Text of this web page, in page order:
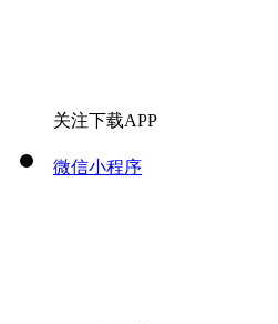
关注下载APP
微信小程序